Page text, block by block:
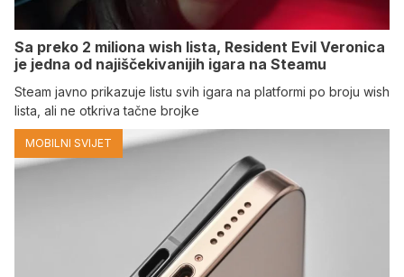
Sa preko 2 miliona wish lista, Resident Evil Veronica
je jedna od najiščekivanijih igara na Steamu
Steam javno prikazuje listu svih igara na platformi po broju wish
lista, ali ne otkriva tačne brojke
MOBILNI SVIJET